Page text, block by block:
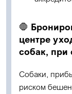
🛑
центре
собак, при
Собаки,
риском